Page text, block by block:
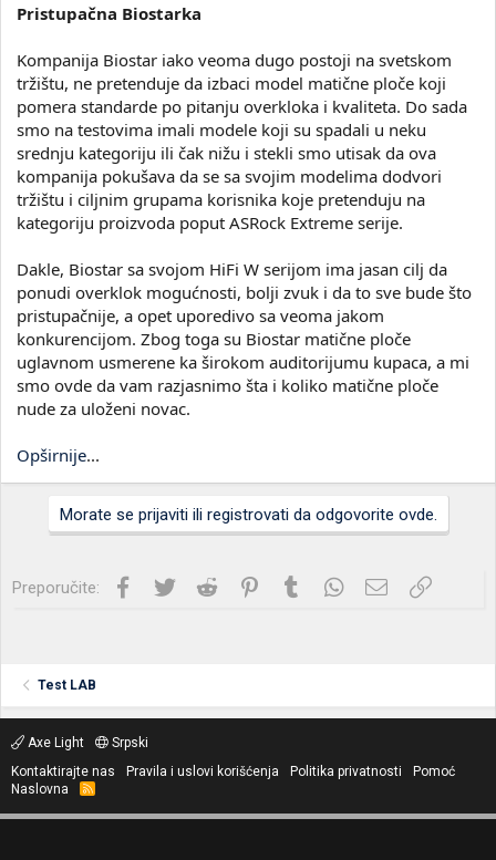
Pristupačna Biostarka
Kompanija Biostar iako veoma dugo postoji na svetskom
tržištu, ne pretenduje da izbaci model matične ploče koji
pomera standarde po pitanju overkloka i kvaliteta. Do sada
smo na testovima imali modele koji su spadali u neku
srednju kategoriju ili čak nižu i stekli smo utisak da ova
kompanija pokušava da se sa svojim modelima dodvori
tržištu i ciljnim grupama korisnika koje pretenduju na
kategoriju proizvoda poput ASRock Extreme serije.
Dakle, Biostar sa svojom HiFi W serijom ima jasan cilj da
ponudi overklok mogućnosti, bolji zvuk i da to sve bude što
pristupačnije, a opet uporedivo sa veoma jakom
konkurencijom. Zbog toga su Biostar matične ploče
uglavnom usmerene ka širokom auditorijumu kupaca, a mi
smo ovde da vam razjasnimo šta i koliko matične ploče
nude za uloženi novac.
Opširnije...
Morate se prijaviti ili registrovati da odgovorite ovde.
Preporučite: Facebook
Twitter Reddit PinterestTumblrWhatsApp
Imejl Link
Test LAB
Axe Light
Srpski
Kontaktirajte nas
Pravila i uslovi korišćenja Politika privatnosti
Pomoć
Naslovna
R
S